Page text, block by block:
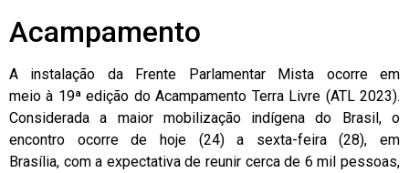
Acampamento
A instalação da Frente Parlamentar Mista ocorre em
meio à 19ª edição do Acampamento Terra Livre (ATL 2023).
Considerada a maior mobilização indígena do Brasil, o
encontro ocorre de hoje (24) a sexta-feira (28), em
Brasília, com a expectativa de reunir cerca de 6 mil pessoas,